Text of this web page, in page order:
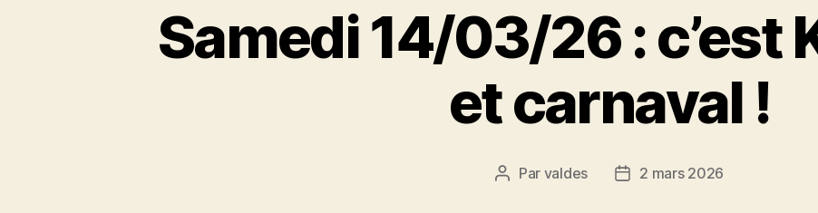
Samedi 14/03/26 : c’est
et carnaval !
Auteur
Par valdes
Date2 mars 2026